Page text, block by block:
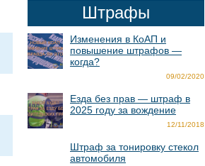
Штрафы
Изменения в КоАП и
повышение штрафов —
когда?
09/02/2020
Езда без прав — штраф в
2025 году за вождение
12/11/2018
Штраф за тонировку стекол
автомобиля